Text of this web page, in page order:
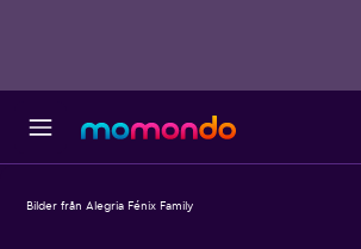
Bilder från Alegria Fénix Family